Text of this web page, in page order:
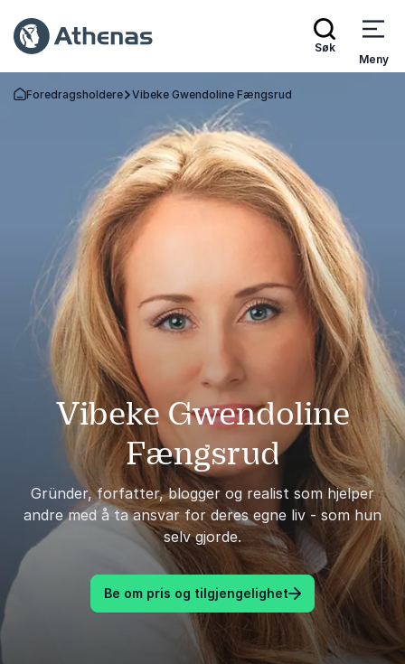
Søk
Meny
Gå tilbake til startsiden
Foredragsholdere Vibeke Gwendoline Fængsrud
Vibeke Gwendoline
Fængsrud
Gründer, forfatter, blogger og realist som hjelper
andre med å ta ansvar for deres egne liv - som hun
selv gjorde.
Be om pris og tilgjengelighet